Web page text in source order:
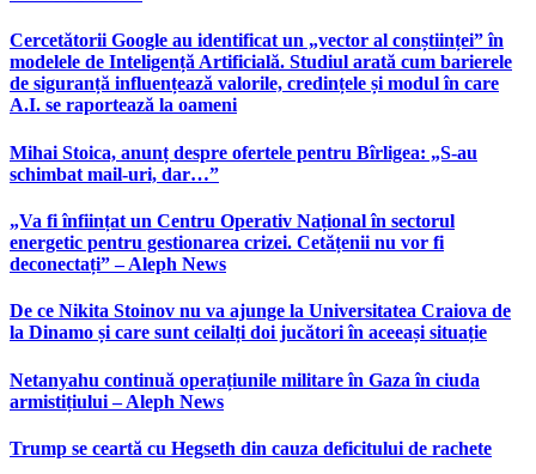
Cercetătorii Google au identificat un „vector al conștiinței” în
modelele de Inteligență Artificială. Studiul arată cum barierele
de siguranță influențează valorile, credințele și modul în care
A.I. se raportează la oameni
Mihai Stoica, anunț despre ofertele pentru Bîrligea: „S-au
schimbat mail-uri, dar…”
„Va fi înființat un Centru Operativ Național în sectorul
energetic pentru gestionarea crizei. Cetățenii nu vor fi
deconectați” – Aleph News
De ce Nikita Stoinov nu va ajunge la Universitatea Craiova de
la Dinamo și care sunt ceilalți doi jucători în aceeași situație
Netanyahu continuă operațiunile militare în Gaza în ciuda
armistițiului – Aleph News
Trump se ceartă cu Hegseth din cauza deficitului de rachete